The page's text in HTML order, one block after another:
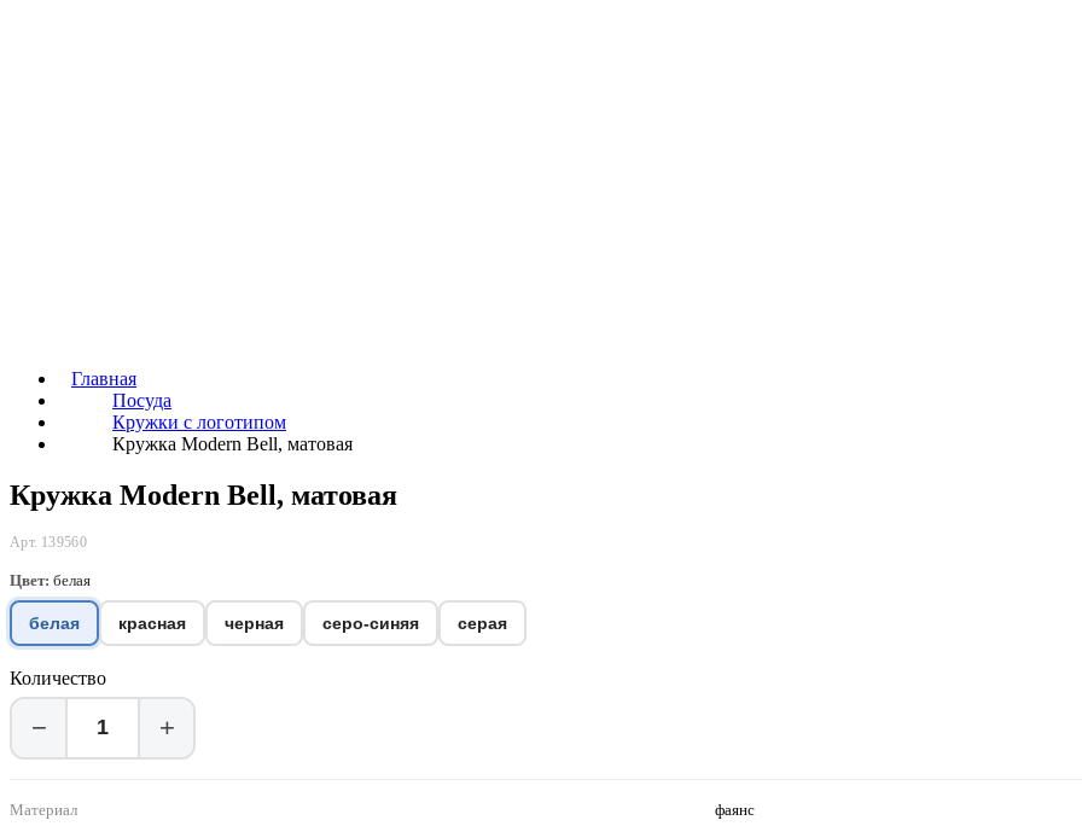
Главная
Посуда
Кружки с логотипом
Кружка Modern Bell, матовая
Кружка Modern Bell, матовая
Арт. 139560
Цвет: белая
белая красная черная серо-синяя серая
Количество
− +
Материал
фаянс